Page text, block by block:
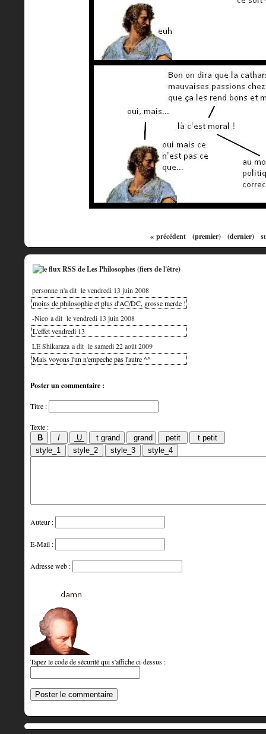
« précédent (premier) (dernier)
personne n'a dit le vendredi 13 juin 2008
moins de philosophie et plus d'AC/DC, grosse merde !
-Nico a dit le vendredi 13 juin 2008
L'effet vendredi 13
LE Shikaraza a dit le samedi 22 août 2009
Mais voyons l'un n'empeche pas l'autre ^^
Poster un commentaire :
Titre :
Texte :
Auteur :
E-Mail :
Adresse web :
Tapez le code de sécurité qui s'affiche ci-dessus :